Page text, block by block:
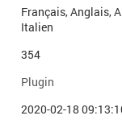
Français, Anglais,
Italien
354
Plugin
2020-02-18